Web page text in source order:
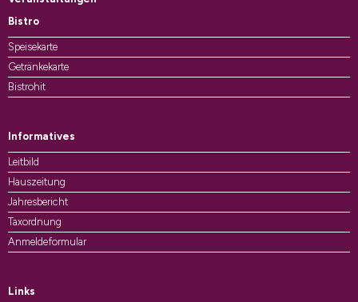
Bistro
Speisekarte
Getränkekarte
Bistrohit
Informatives
Leitbild
Hauszeitung
Jahresbericht
Taxordnung
Anmeldeformular
Links